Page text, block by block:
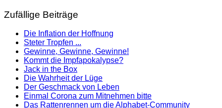
Zufällige Beiträge
Die Inflation der Hoffnung
Steter Tropfen ...
Gewinne, Gewinne, Gewinne!
Kommt die Impfapokalypse?
Jack in the Box
Die Wahrheit der Lüge
Der Geschmack von Leben
Einmal Corona zum Mitnehmen bitte
Das Rattenrennen um die Alphabet-Community